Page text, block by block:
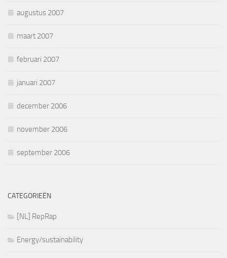
augustus 2007
maart 2007
februari 2007
januari 2007
december 2006
november 2006
september 2006
CATEGORIEËN
[NL] RepRap
Energy/sustainability